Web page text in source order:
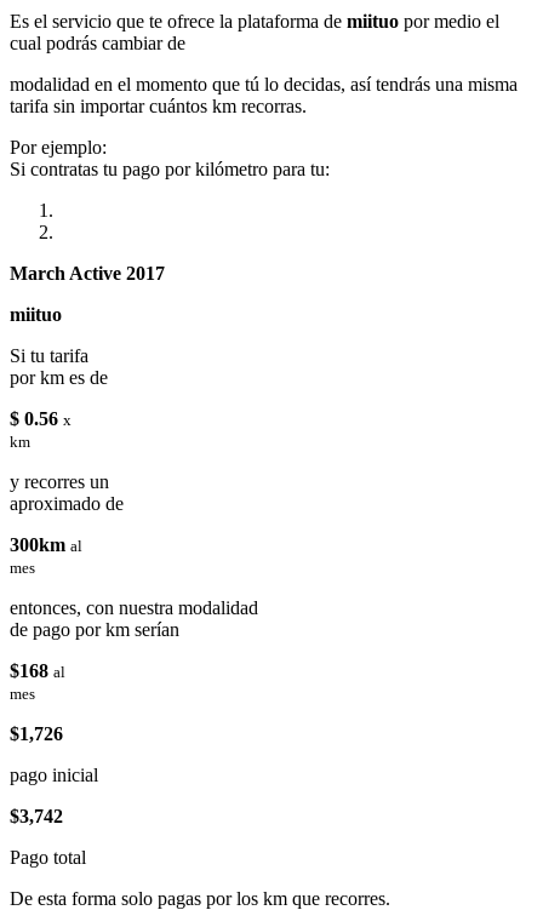
Es el servicio que te ofrece la plataforma de miituo por medio el
cual podrás cambiar de
modalidad en el momento que tú lo decidas, así tendrás una misma
tarifa sin importar cuántos km recorras.
Por ejemplo:
Si contratas tu pago por kilómetro para tu:
March Active 2017
miituo
Si tu tarifa
por km es de
$ 0.56 x
km
y recorres un
aproximado de
300km al
mes
entonces, con nuestra modalidad
de pago por km serían
$168 al
mes
$1,726
pago inicial
$3,742
Pago total
De esta forma solo pagas por los km que recorres.